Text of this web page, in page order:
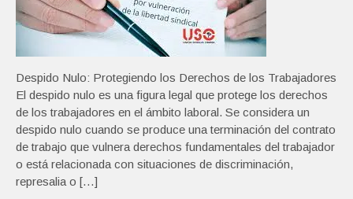
Despido Nulo: Protegiendo los Derechos de los Trabajadores
El despido nulo es una figura legal que protege los derechos
de los trabajadores en el ámbito laboral. Se considera un
despido nulo cuando se produce una terminación del contrato
de trabajo que vulnera derechos fundamentales del trabajador
o está relacionada con situaciones de discriminación,
represalia o […]